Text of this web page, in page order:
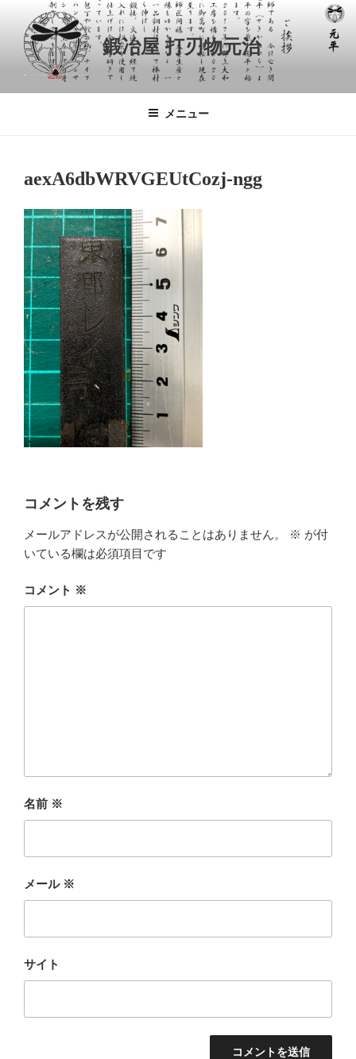
鍛冶屋 打刃物元治
メニュー
aexA6dbWRVGEUtCozj-ngg
コメントを残す
メールアドレスが公開されることはありません。 ※ が付
いている欄は必須項目です
コメント ※
名前 ※
メール ※
サイト